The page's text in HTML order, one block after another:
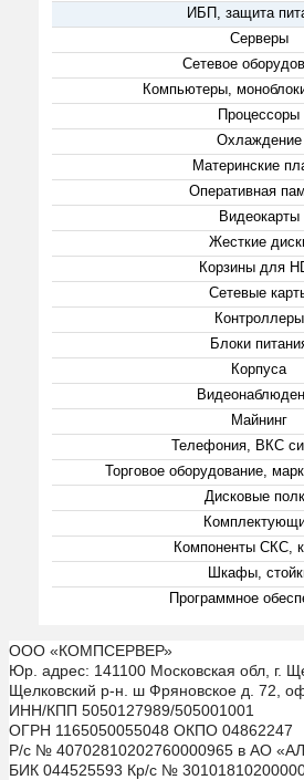
ИБП, защита
Серверы
Сетевое
Компьютеры,
Процессоры
Охлаждение
Материнские
Оперативная
Видеокарты
Жесткие
Корзины для
Сетевые
Контроллеры
Блоки
Корпуса
Майнинг
Телефония, ВКС
Торговое оборудование,
Дисковые
Компоненты СКС,
Шкафы,
Программное
ООО «КОМПСЕРВЕР»
Юр. адрес: 141100 Московская обл, г.
Щелковский р-н. ш Фряновское д. 72,
ИНН/КПП 5050127989/505001001
ОГРН 1165050055048 ОКПО 04862247
Р/с № 40702810202760000965 в АО
БИК 044525593 Кр/с №